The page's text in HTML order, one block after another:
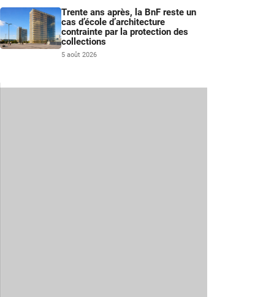
Trente ans après, la BnF reste un
cas d’école d’architecture
contrainte par la protection des
collections
5 août 2026